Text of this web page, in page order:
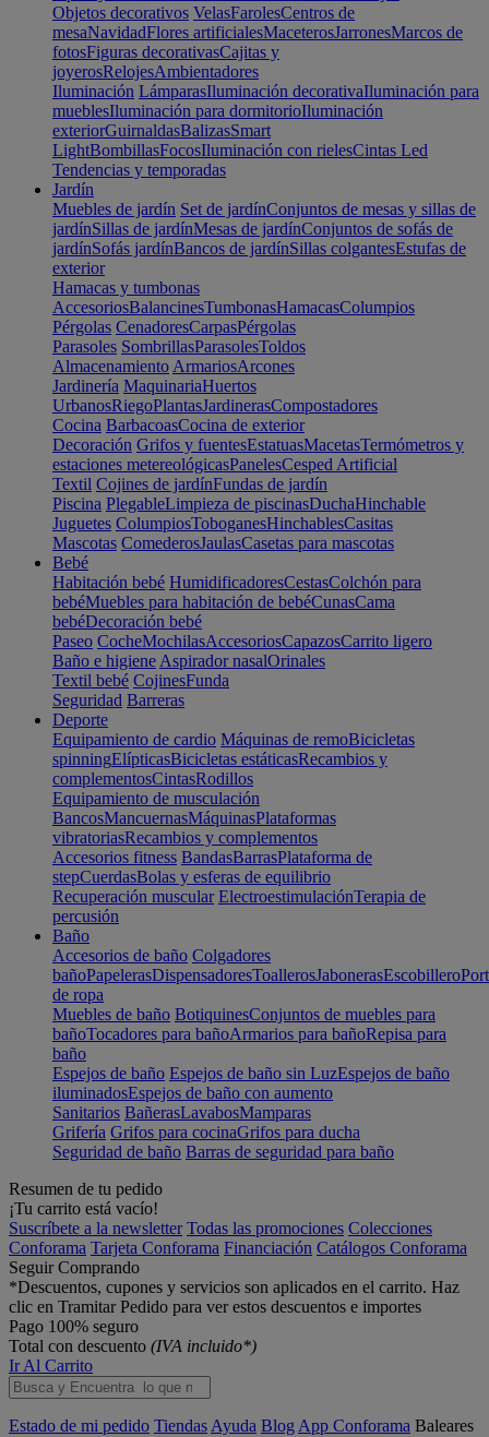
Objetos decorativos VelasFarolesCentros de
mesaNavidadFlores artificialesMaceterosJarronesMarcos de
fotosFiguras decorativasCajitas y
joyerosRelojesAmbientadores
Iluminación LámparasIluminación decorativaIluminación para
mueblesIluminación para dormitorioIluminación
exteriorGuirnaldasBalizasSmart
LightBombillasFocosIluminación con rielesCintas Led
Tendencias y temporadas
Jardín
Muebles de jardín Set de jardínConjuntos de mesas y sillas de
jardínSillas de jardínMesas de jardínConjuntos de sofás de
jardínSofás jardínBancos de jardínSillas colgantesEstufas de
exterior
Hamacas y tumbonas
AccesoriosBalancinesTumbonasHamacasColumpios
Pérgolas CenadoresCarpasPérgolas
Parasoles SombrillasParasolesToldos
Almacenamiento ArmariosArcones
Jardinería MaquinariaHuertos
UrbanosRiegoPlantasJardinerasCompostadores
Cocina BarbacoasCocina de exterior
Decoración Grifos y fuentesEstatuasMacetasTermómetros y
estaciones metereológicasPanelesCesped Artificial
Textil Cojines de jardínFundas de jardín
Piscina PlegableLimpieza de piscinasDuchaHinchable
Juguetes ColumpiosToboganesHinchablesCasitas
Mascotas ComederosJaulasCasetas para mascotas
Bebé
Habitación bebé HumidificadoresCestasColchón para
bebéMuebles para habitación de bebéCunasCama
bebéDecoración bebé
Paseo CocheMochilasAccesoriosCapazosCarrito ligero
Baño e higiene Aspirador nasalOrinales
Textil bebé CojinesFunda
Seguridad Barreras
Deporte
Equipamiento de cardio Máquinas de remoBicicletas
spinningElípticasBicicletas estáticasRecambios y
complementosCintasRodillos
Equipamiento de musculación
BancosMancuernasMáquinasPlataformas
vibratoriasRecambios y complementos
Accesorios fitness BandasBarrasPlataforma de
stepCuerdasBolas y esferas de equilibrio
Recuperación muscular ElectroestimulaciónTerapia de
percusión
Baño
Accesorios de baño Colgadores
bañoPapelerasDispensadoresToallerosJabonerasEscobillero
de ropa
Muebles de baño BotiquinesConjuntos de muebles para
bañoTocadores para bañoArmarios para bañoRepisa para
baño
Espejos de baño Espejos de baño sin LuzEspejos de baño
iluminadosEspejos de baño con aumento
Sanitarios BañerasLavabosMamparas
Grifería Grifos para cocinaGrifos para ducha
Seguridad de baño Barras de seguridad para baño
Resumen de tu pedido
¡Tu carrito está vacío!
Suscríbete a la newsletter Todas las promociones Colecciones
Conforama Tarjeta Conforama Financiación Catálogos Conforama
Seguir Comprando
*Descuentos, cupones y servicios son aplicados en el carrito. Haz
clic en Tramitar Pedido para ver estos descuentos e importes
Pago 100% seguro
Total con descuento (IVA incluido*)
Ir Al Carrito
Estado de mi pedido Tiendas Ayuda Blog App Conforama Baleares